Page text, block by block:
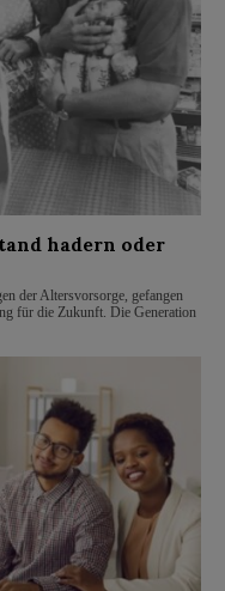
hadern oder
der Altersvorsorge, gefangen
für die Zukunft. Die Generation